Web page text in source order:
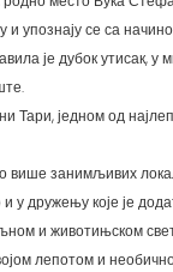
и упознају се са
је дубок утисак, у
Тари, једном од
више занимљивих
у дружењу које је
и животињском
лепотом и